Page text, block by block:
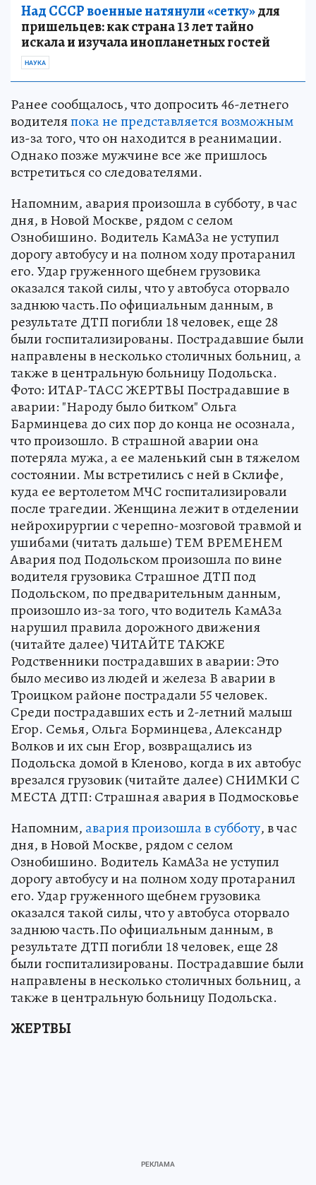
Над СССР военные натянули «сетку»для
пришельцев: как страна 13 лет тайно
искала и изучала инопланетных гостей
НАУКА
Ранее сообщалось, что допросить 46-летнего
водителяпока не представляется возможным
из-за того, что он находится в реанимации.
Однако позже мужчине все же пришлось
встретиться со следователями.
Напомним, авария произошла в субботу, в час
дня, в Новой Москве, рядом с селом
Ознобишино. Водитель КамАЗа не уступил
дорогу автобусу и на полном ходу протаранил
его. Удар груженного щебнем грузовика
оказался такой силы, что у автобуса оторвало
заднюю часть.По официальным данным, в
результате ДТП погибли 18 человек, еще 28
были госпитализированы. Пострадавшие были
направлены в несколько столичных больниц, а
также в центральную больницу Подольска.
Фото: ИТАР-ТАСС ЖЕРТВЫ Пострадавшие в
аварии: "Народу было битком" Ольга
Барминцева до сих пор до конца не осознала,
что произошло. В страшной аварии она
потеряла мужа, а ее маленький сын в тяжелом
состоянии. Мы встретились с ней в Склифе,
куда ее вертолетом МЧС госпитализировали
после трагедии. Женщина лежит в отделении
нейрохирургии с черепно-мозговой травмой и
ушибами (читать дальше) ТЕМ ВРЕМЕНЕМ
Авария под Подольском произошла по вине
водителя грузовика Страшное ДТП под
Подольском, по предварительным данным,
произошло из-за того, что водитель КамАЗа
нарушил правила дорожного движения
(читайте далее) ЧИТАЙТЕ ТАКЖЕ
Родственники пострадавших в аварии: Это
было месиво из людей и железа В аварии в
Троицком районе пострадали 55 человек.
Среди пострадавших есть и 2-летний малыш
Егор. Семья, Ольга Борминцева, Александр
Волков и их сын Егор, возвращались из
Подольска домой в Кленово, когда в их автобус
врезался грузовик (читайте далее) СНИМКИ С
МЕСТА ДТП: Страшная авария в Подмосковье
Напомним, авария произошла в субботу, в час
дня, в Новой Москве, рядом с селом
Ознобишино. Водитель КамАЗа не уступил
дорогу автобусу и на полном ходу протаранил
его. Удар груженного щебнем грузовика
оказался такой силы, что у автобуса оторвало
заднюю часть.По официальным данным, в
результате ДТП погибли 18 человек, еще 28
были госпитализированы. Пострадавшие были
направлены в несколько столичных больниц, а
также в центральную больницу Подольска.
ЖЕРТВЫ